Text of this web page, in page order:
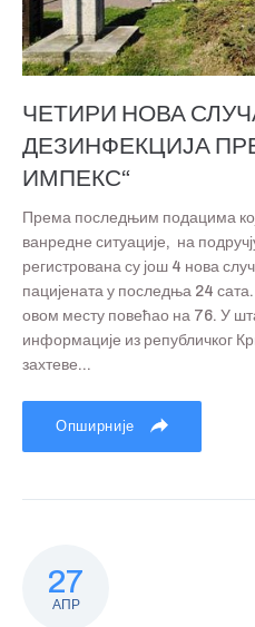
ЧЕТИРИ НОВА
ДЕЗИНФЕКЦИЈА
ИМПЕКС“
Према последњим подацима
ванредне ситуације, на
регистрована су још 4 нова
пацијената у последња 24
овом месту повећао на 76. У
информације из републичког
захтеве...
Опширније
27
АПР